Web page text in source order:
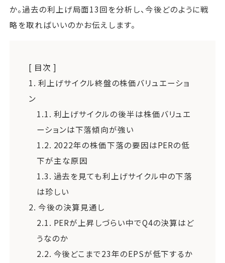
か。過去の利上げ局面13回を分析し、今後どのように戦
略を取ればいいのかお伝えします。
[ 目次 ]
1. 利上げサイクル終盤の株価バリュエーショ
ン
1.1. 利上げサイクルの後半は株価バリュエ
ーションは下落傾向が強い
1.2. 2022年の株価下落の要因はPERの低
下が主な原因
1.3. 過去を見ても利上げサイクル中の下落
は珍しい
2. 今後の決算見通し
2.1. PERが上昇しづらい中でQ4の決算はど
うなのか
2.2. 今後どこまで23年のEPSが低下するか